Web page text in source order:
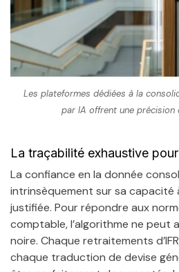
Les plateformes dédiées à la
par IA offrent une précision
La traçabilité exhaustive
La confiance en la donnée
intrinsèquement sur sa capacité
justifiée. Pour répondre aux
comptable, l’algorithme ne peut
noire. Chaque retraitements
chaque traduction de devise